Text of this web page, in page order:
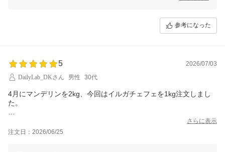
ご満足いただけるサービスを今後も提供できるよう、引き続き努めてま
お気軽にお問い合わせください。またのご利用を心よりお待ちしており
参考になった
5
2026/07/03
DailyLab_DKさん
男性 30代
4月にマンデリンを2kg、今回はイルガチェフェを1kg注文しまし
た。
どちらも大容量注文でしたが、200gずつ小分けされて届いたのが
とてもありがたかったです。いくつかのコーヒー豆ショップを見
さらに表示
注文日：2026/06/25